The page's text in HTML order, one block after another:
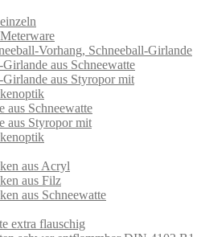
Vorhang, Schneeball-Girlande
Girlande aus Schneewatte
Girlande aus Styropor mit
aus Schneewatte
aus Styropor mit
aus Acryl
aus Filz
aus Schneewatte
extra flauschig